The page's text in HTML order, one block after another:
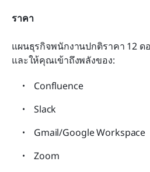
ราคา
แผนธุรกิจพนักงานปกติราคา 12 ด
และให้คุณเข้าถึงพลังของ:
Confluence
Slack
Gmail/Google Workspace
Zoom